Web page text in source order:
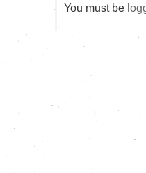
You must be